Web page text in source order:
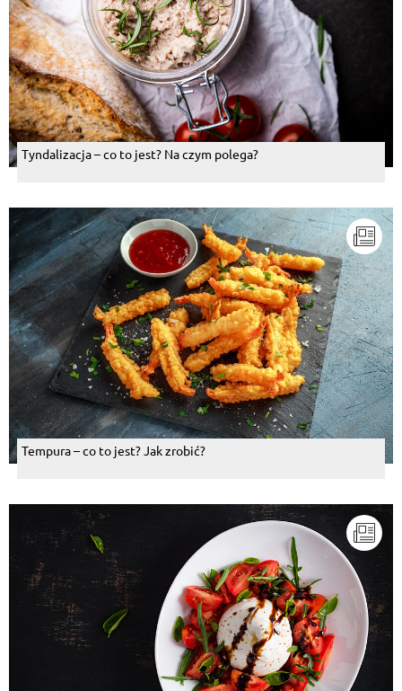
Tyndalizacja – co to jest? Na czym polega?
Tempura – co to jest? Jak zrobić?